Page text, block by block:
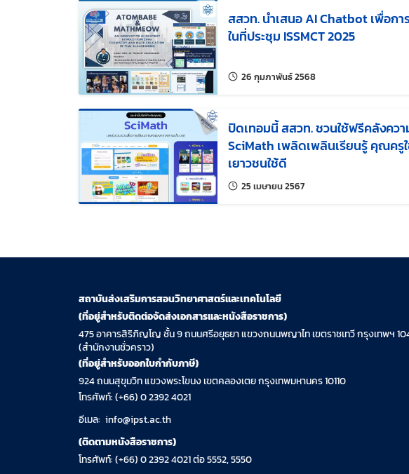
สสวท. นำเสนอ AI Chatbot เพื่อก
ในที่ประชุม ISSMCT 2025
26 กุมภาพันธ์ 2568แก้ไขล่าสุดเมื่อ:
ปิดเทอมนี้ สสวท. ชวนใช้ฟรีคลังคว
SciMath เพลิดเพลินเรียนรู้ คุณครู
เยาวชนใช้ดี
25 เมษายน 2567แก้ไขล่าสุดเมื่อ:
สถาบันส่งเสริมการสอนวิทยาศาสตร์และเทคโนโลยี
(ที่อยู่สำหรับติดต่อจัดส่งเอกสารและหนังสือราชการ)
475 อาคารสิริภิญโญ ชั้น 9 ถนนศรีอยุธยา แขวงถนนพญาไท เขตราชเทวี กรุงเทพฯ
(สำนักงานชั่วคราว)
(ที่อยู่สำหรับออกใบกำกับภาษี)
924 ถนนสุขุมวิท แขวงพระโขนง เขตคลองเตย กรุงเทพมหานคร 10110
โทรศัพท์: (+66) 0 2392 4021
อีเมล: info@ipst.ac.th
(ติดตามหนังสือราชการ)
โทรศัพท์: (+66) 0 2392 4021 ต่อ 5552, 5550